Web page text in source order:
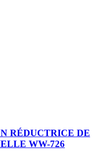
RÉDUCTRICE DE
WW-726